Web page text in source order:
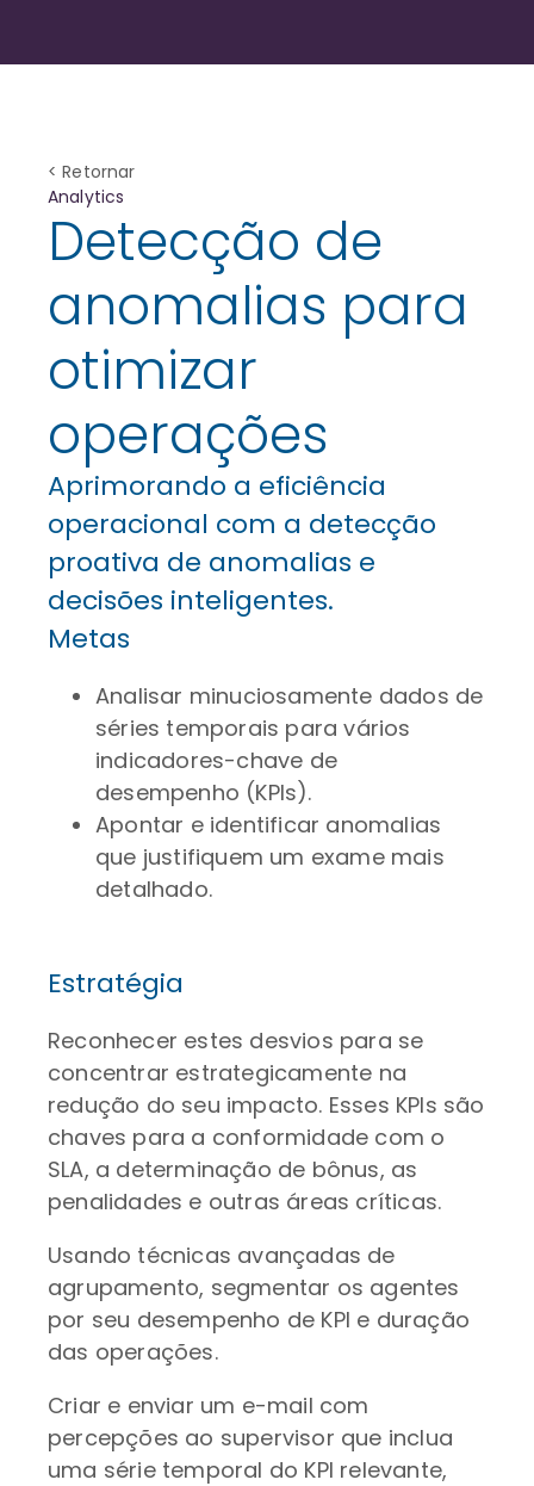
< Retornar
Analytics
Detecção de
anomalias para
otimizar
operações
Aprimorando a eficiência
operacional com a detecção
proativa de anomalias e
decisões inteligentes.
Metas
Analisar minuciosamente dados de
séries temporais para vários
indicadores-chave de
desempenho (KPIs).
Apontar e identificar anomalias
que justifiquem um exame mais
detalhado.
Estratégia
Reconhecer estes desvios para se
concentrar estrategicamente na
redução do seu impacto. Esses KPIs são
chaves para a conformidade com o
SLA, a determinação de bônus, as
penalidades e outras áreas críticas.
Usando técnicas avançadas de
agrupamento, segmentar os agentes
por seu desempenho de KPI e duração
das operações.
Criar e enviar um e-mail com
percepções ao supervisor que inclua
uma série temporal do KPI relevante,